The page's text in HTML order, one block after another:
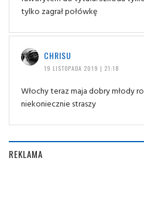
tylko zagrał połówkę
CHRISU
19 LISTOPADA 2019 | 21:18
Włochy teraz maja dobry młody
niekoniecznie straszy
REKLAMA